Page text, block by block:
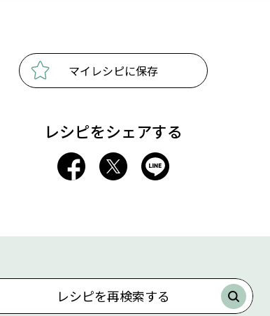
マイレシピに保存
レシピをシェアする
レシピを再検索する